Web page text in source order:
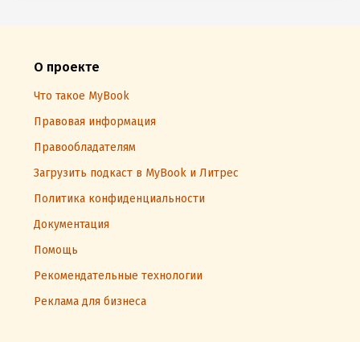
О проекте
Что такое MyBook
Правовая информация
Правообладателям
Загрузить подкаст в MyBook и Литрес
Политика конфиденциальности
Документация
Помощь
Рекомендательные технологии
Реклама для бизнеса